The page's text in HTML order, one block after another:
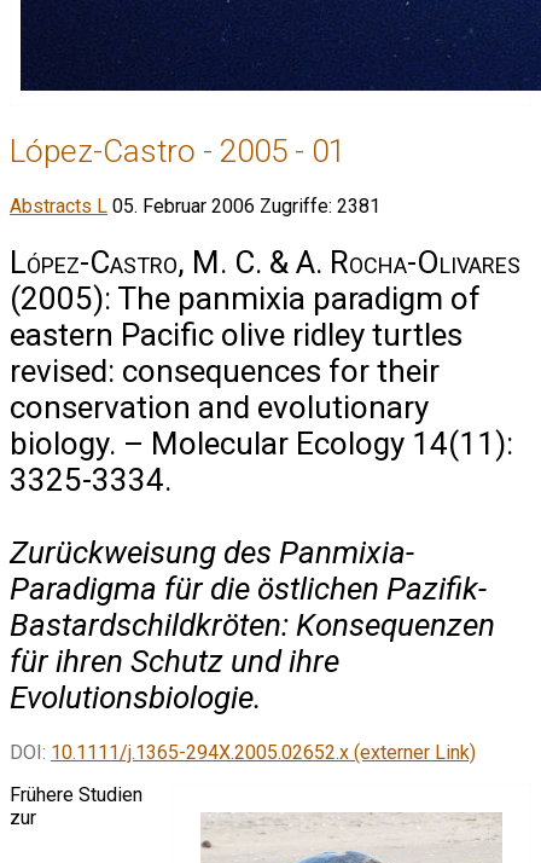
López-Castro - 2005 - 01
Abstracts L 05. Februar 2006 Zugriffe: 2381
López-Castro, M. C. & A. Rocha-Olivares
(2005): The panmixia paradigm of
eastern Pacific olive ridley turtles
revised: consequences for their
conservation and evolutionary
biology. – Molecular Ecology 14(11):
3325-3334.
Zurückweisung des Panmixia-
Paradigma für die östlichen Pazifik-
Bastardschildkröten: Konsequenzen
für ihren Schutz und ihre
Evolutionsbiologie.
DOI: 10.1111/j.1365-294X.2005.02652.x (externer Link)
Frühere Studien
zur